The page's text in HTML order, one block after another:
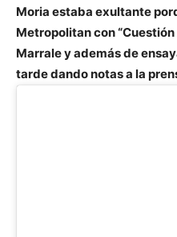
Moria estaba exultante
Metropolitan con
Marrale y además de
tarde dando notas a la